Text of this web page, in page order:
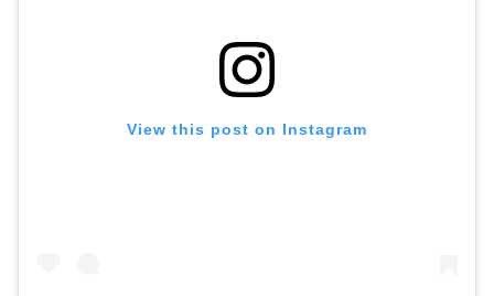
View this post on Instagram